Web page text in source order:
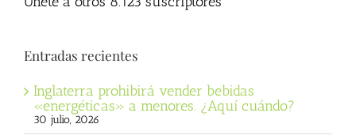
Entradas recientes
Inglaterra prohibirá vender bebidas
«energéticas» a menores. ¿Aquí cuándo?
30 julio, 2026